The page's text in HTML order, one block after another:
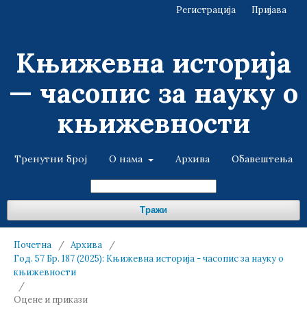
Књижевна историја
— часопис за науку о
књижевности
Тренутни број О нама Архива Обавештења
Тражи
Регистрација Пријава
Почетна / Архива
/
Год. 57 Бр. 187 (2025): Књижевна историја - часопис за науку о
књижевности
/
Оцене и прикази